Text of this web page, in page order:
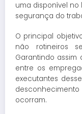
uma disponível
segurança do
O principal
não rotineiros
Garantindo
entre os
executantes
ocorram.